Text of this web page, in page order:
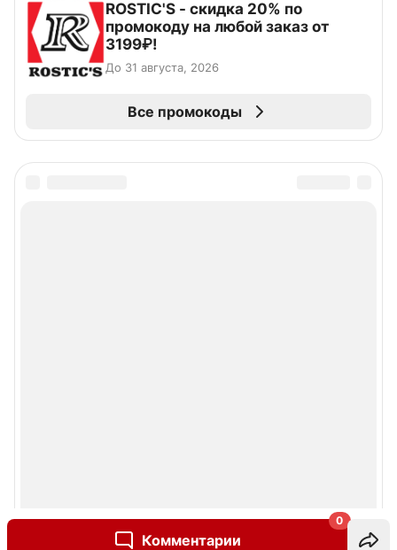
Комментарии
0
ROSTIC'S - скидка 20% по
промокоду на любой заказ от
3199₽!
До 31 августа, 2026
Все промокоды